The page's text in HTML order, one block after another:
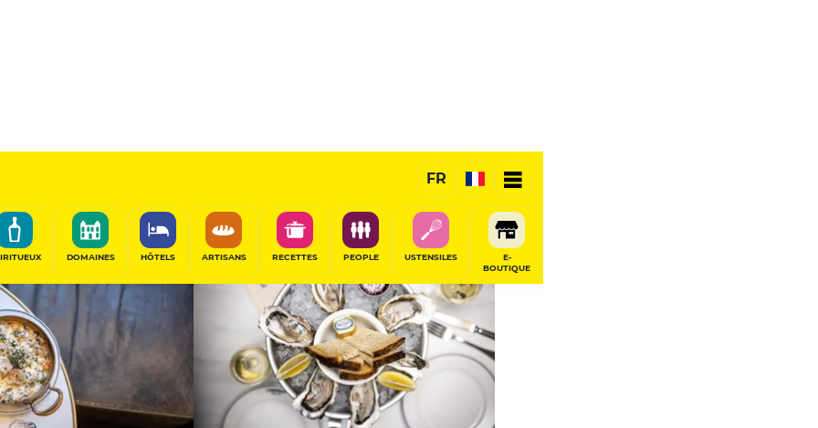
FR
DOMAINES HÔTELS ARTISANS RECETTES PEOPLE USTENSILES
E-
BOUTIQUE
RÉSERVER